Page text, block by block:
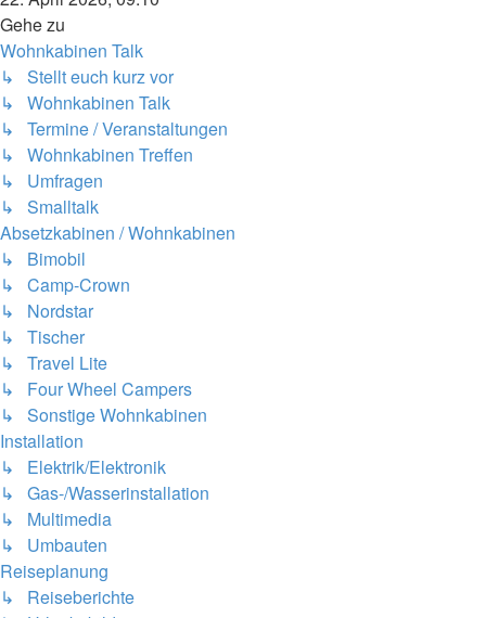
Gehe zu
Wohnkabinen Talk
↳ Stellt euch kurz vor
↳ Wohnkabinen Talk
↳ Termine / Veranstaltungen
↳ Wohnkabinen Treffen
↳ Umfragen
↳ Smalltalk
Absetzkabinen / Wohnkabinen
↳ Bimobil
↳ Camp-Crown
↳ Nordstar
↳ Tischer
↳ Travel Lite
↳ Four Wheel Campers
↳ Sonstige Wohnkabinen
Installation
↳ Elektrik/Elektronik
↳ Gas-/Wasserinstallation
↳ Multimedia
↳ Umbauten
Reiseplanung
↳ Reiseberichte